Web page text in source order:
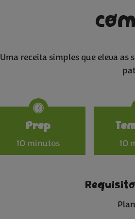
Uma receita simples que eleva
Prep
10 minutos
10